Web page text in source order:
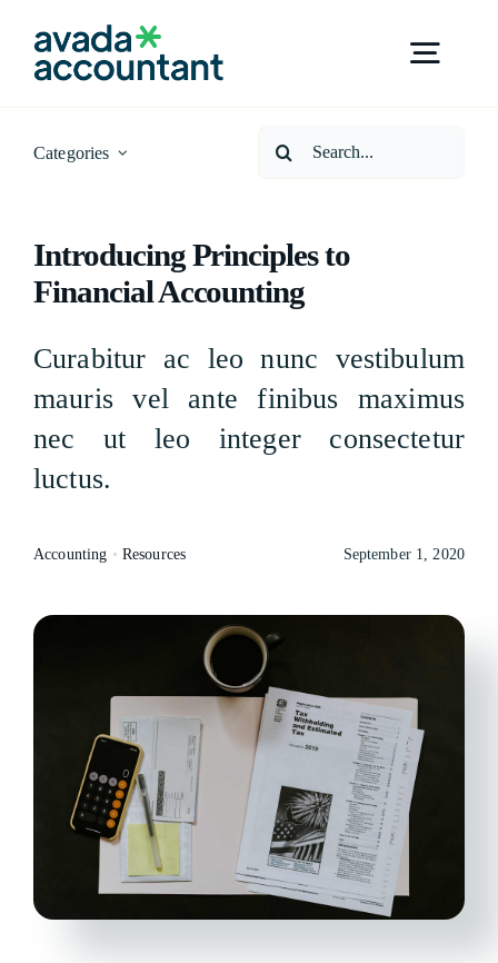
content
Meet The Team
Services
Careers
Categories
Search
Introducing Principles to
Financial Accounting
Curabitur ac leo nunc vestibulum
mauris vel ante finibus maximus
nec ut leo integer consectetur
luctus.
Accounting • Resources September 1, 2020